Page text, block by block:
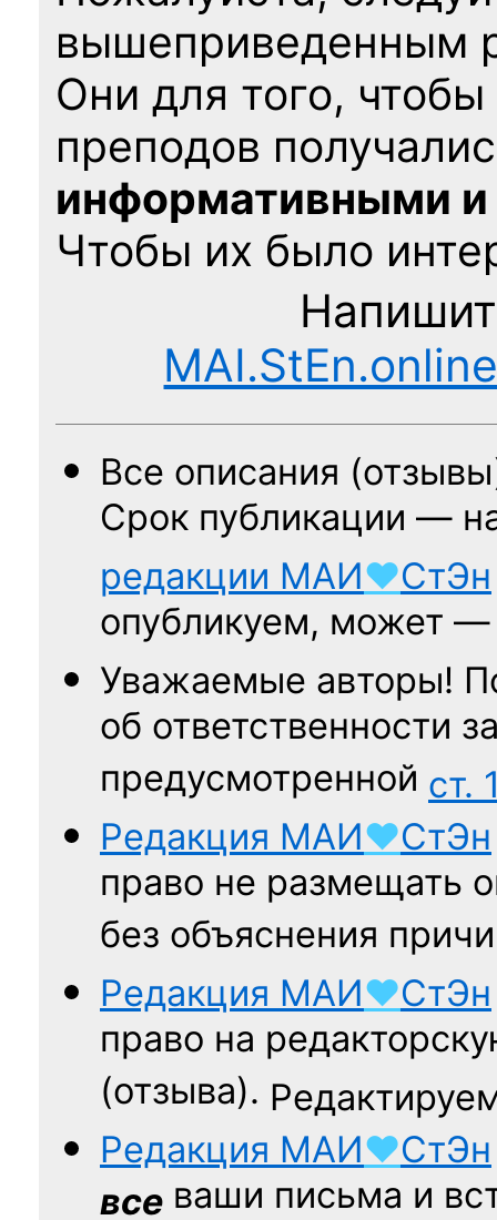
вышеприведенным
Они для того,
преподов
информативными
Чтобы их было
Все описания
Срок публикации —
редакции МАИ♥СтЭн
опубликуем, может
Уважаемые авторы!
об ответственности
предусмотренной ст.
Редакция МАИ♥СтЭн
право не размещать
без объяснения
Редакция МАИ♥СтЭн
право на
(отзыва).
Редакция МАИ♥СтЭн
все ваши письма и